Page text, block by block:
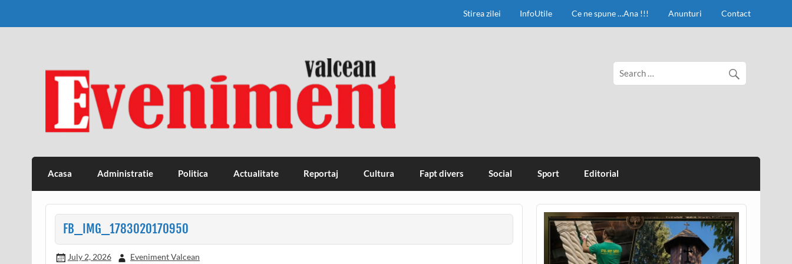
Stirea zilei InfoUtile Ce ne spune …Ana !!! Anunturi Contact
Eveniment Valcean
Acasa Administratie Politica Actualitate Reportaj Cultura Fapt divers Social Sport Editorial
FB_IMG_1783020170950
July 2, 2026 Eveniment Valcean